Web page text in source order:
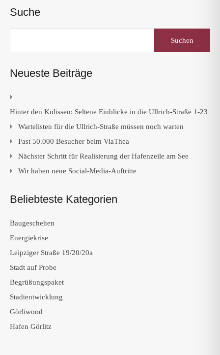
Suche
Neueste Beiträge
Hinter den Kulissen: Seltene Einblicke in die Ullrich-Straße 1-23
Wartelisten für die Ullrich-Straße müssen noch warten
Fast 50.000 Besucher beim ViaThea
Nächster Schritt für Realisierung der Hafenzeile am See
Wir haben neue Social-Media-Auftritte
Beliebteste Kategorien
Baugeschehen
Energiekrise
Leipziger Straße 19/20/20a
Stadt auf Probe
Begrüßungspaket
Stadtentwicklung
Görliwood
Hafen Görlitz